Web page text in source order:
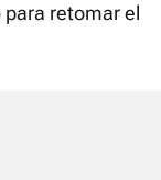
para retomar el